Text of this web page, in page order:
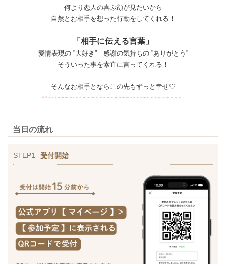
何より恋人の喜ぶ顔が見たいから
自然とお相手を想った行動をしてくれる！
「相手に伝える言葉」
愛情表現の ”大好き” 感謝の気持ちの ”ありがとう”
そういった事を素直に言ってくれる！
そんなお相手とならこの先もずっと幸せ♡
当日の流れ
STEP1 受付開始